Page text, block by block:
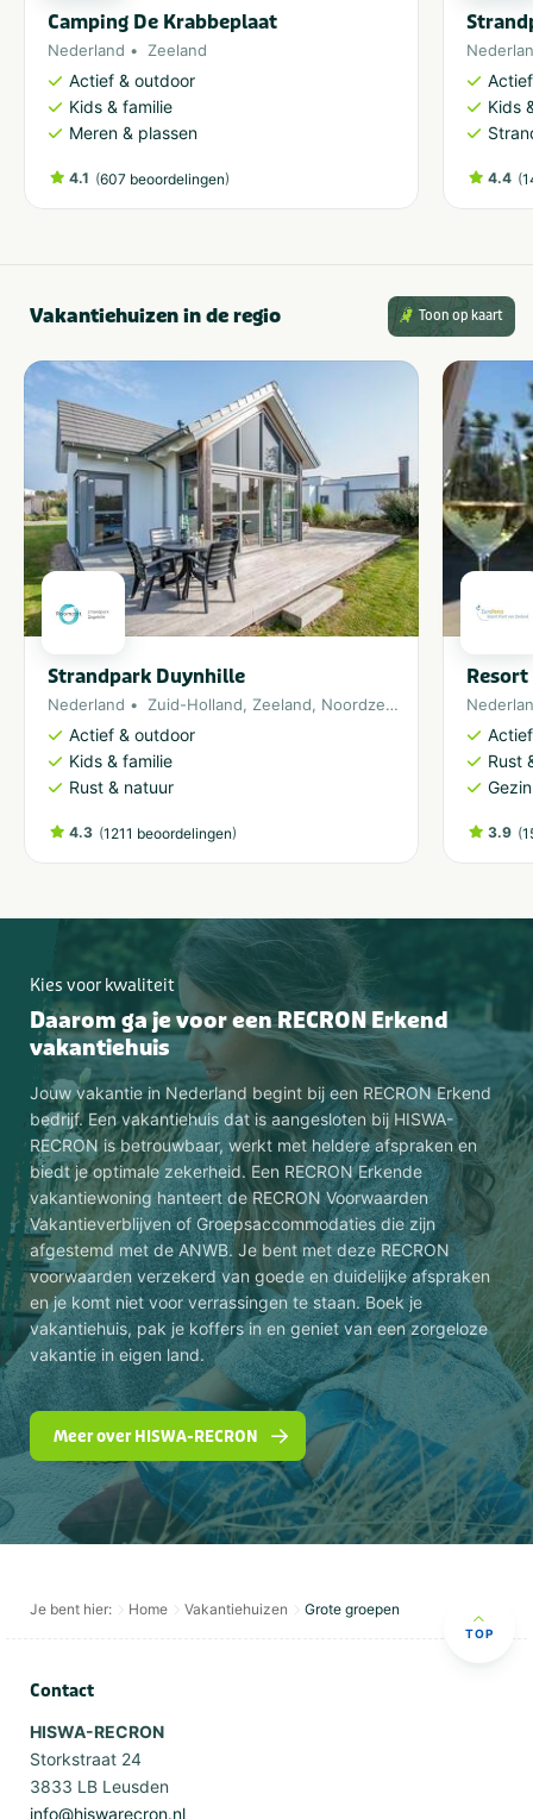
Camping De Krabbeplaat
Nederland Zeeland
Actief & outdoor
Kids & familie
Meren & plassen
4.1 (607 beoordelingen)
Kids
4.4 (
Vakantiehuizen in de regio Toon op kaart
Strandpark Duynhille
Nederland Zuid-Holland, Zeeland, Noordzee , Ouddorp
Actief & outdoor
Kids & familie
Rust & natuur
4.3 (1211 beoordelingen)
Rust
3.9 (
Kies voor kwaliteit
Daarom ga je voor een RECRON Erkend
vakantiehuis
Jouw vakantie in Nederland begint bij een RECRON Erkend
bedrijf. Een vakantiehuis dat is aangesloten bij HISWA-
RECRON is betrouwbaar, werkt met heldere afspraken en
biedt je optimale zekerheid. Een RECRON Erkende
vakantiewoning hanteert de RECRON Voorwaarden
Vakantieverblijven of Groepsaccommodaties die zijn
afgestemd met de ANWB. Je bent met deze RECRON
voorwaarden verzekerd van goede en duidelijke afspraken
en je komt niet voor verrassingen te staan. Boek je
vakantiehuis, pak je koffers in en geniet van een zorgeloze
vakantie in eigen land.
Meer over HISWA-RECRON
Je bent hier: Home Vakantiehuizen Grote groepen
TOP
Contact
HISWA-RECRON
Storkstraat 24
3833 LB Leusden
info@hiswarecron.nl